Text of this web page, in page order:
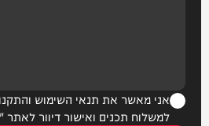
אני מאשר את תנאי השימוש
למשלוח תכנים ואישור דיוור